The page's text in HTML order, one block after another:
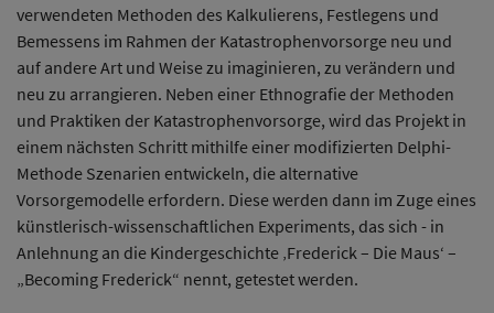
verwendeten Methoden des Kalkulierens, Festlegens und
Bemessens im Rahmen der Katastrophenvorsorge neu und
auf andere Art und Weise zu imaginieren, zu verändern und
neu zu arrangieren. Neben einer Ethnografie der Methoden
und Praktiken der Katastrophenvorsorge, wird das Projekt in
einem nächsten Schritt mithilfe einer modifizierten Delphi-
Methode Szenarien entwickeln, die alternative
Vorsorgemodelle erfordern. Diese werden dann im Zuge eines
künstlerisch-wissenschaftlichen Experiments, das sich - in
Anlehnung an die Kindergeschichte ‚Frederick – Die Maus‘ –
„Becoming Frederick“ nennt, getestet werden.